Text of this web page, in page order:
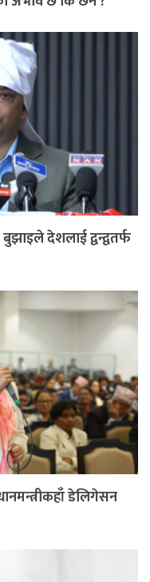
देशलाई द्वन्द्वतर्फ
डेलिगेसन